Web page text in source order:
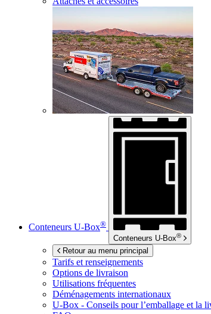
Conteneurs U-Box®
Conteneurs U-Box®
Retour au menu principal
Tarifs et renseignements
Options de livraison
Utilisations fréquentes
Déménagements internationaux
U-Box - Conseils pour l’emballage et la